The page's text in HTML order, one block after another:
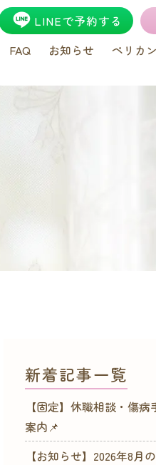
LINEで予約する
FAQ お知らせ ペリカ
新着記事一覧
【固定】休職相談・傷
案内📌
【お知らせ】2026年8月